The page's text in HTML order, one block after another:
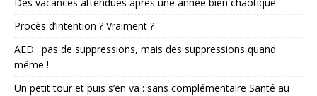
Des vacances attendues après une année bien chaotique
Procès d’intention ? Vraiment ?
AED : pas de suppressions, mais des suppressions quand
même !
Un petit tour et puis s’en va : sans complémentaire Santé au